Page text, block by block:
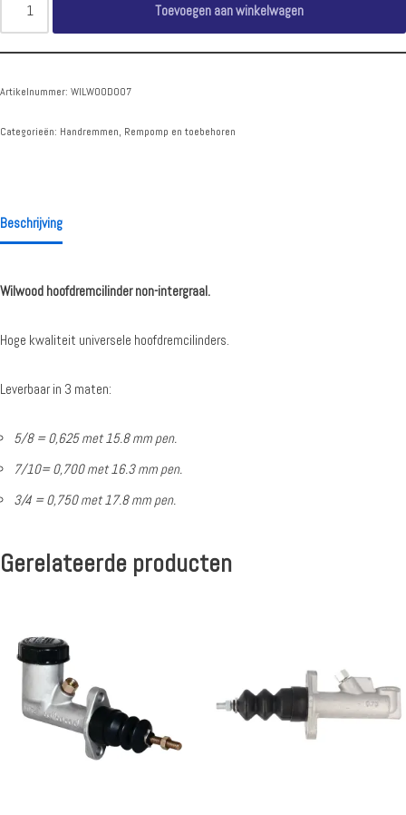
Toevoegen aan winkelwagen
Artikelnummer: WILWOOD007
Categorieën: Handremmen, Rempomp en toebehoren
Beschrijving
Wilwood hoofdremcilinder non-intergraal.
Hoge kwaliteit universele hoofdremcilinders.
Leverbaar in 3 maten:
5/8 = 0,625 met 15.8 mm pen.
7/10= 0,700 met 16.3 mm pen.
3/4 = 0,750 met 17.8 mm pen.
Gerelateerde producten